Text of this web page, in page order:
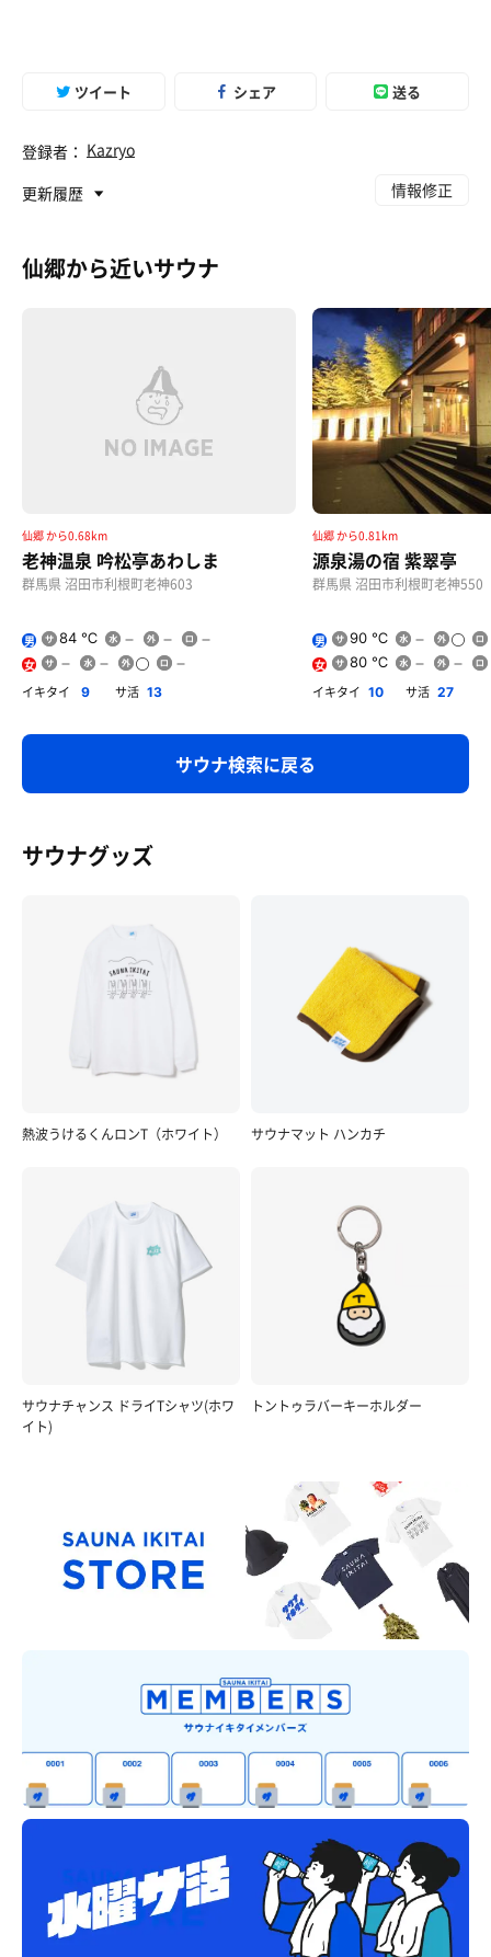
ツイート シェア 送る
登録者： Kazryo
更新履歴
情報修正
仙郷から近いサウナ
仙郷 から0.68km
老神温泉 吟松亭あわしま
群馬県 沼田市利根町老神603
男 84 ℃
女
イキタイ 9 サ活 13
仙郷 から0.81km
源泉湯の宿 紫翠亭
群馬県 沼田市利根町老神550
男 90 ℃
女 80 ℃
イキタイ 10 サ活 27
サウナ検索に戻る
サウナグッズ
熱波うけるくんロンT（ホワイト） サウナマット ハンカチ
サウナチャンス ドライTシャツ(ホワ
イト)
トントゥラバーキーホルダー